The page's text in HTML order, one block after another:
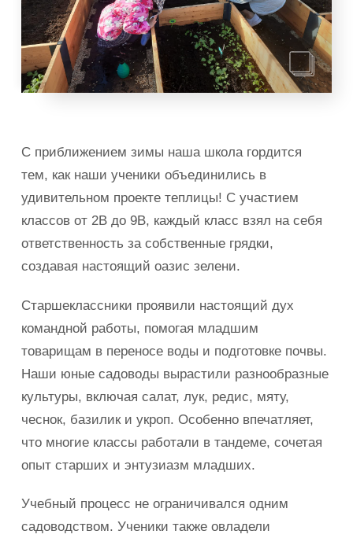
С приближением зимы наша школа гордится
тем, как наши ученики объединились в
удивительном проекте теплицы! С участием
классов от 2В до 9В, каждый класс взял на себя
ответственность за собственные грядки,
создавая настоящий оазис зелени.
Старшеклассники проявили настоящий дух
командной работы, помогая младшим
товарищам в переносе воды и подготовке почвы.
Наши юные садоводы вырастили разнообразные
культуры, включая салат, лук, редис, мяту,
чеснок, базилик и укроп. Особенно впечатляет,
что многие классы работали в тандеме, сочетая
опыт старших и энтузиазм младших.
Учебный процесс не ограничивался одним
садоводством. Ученики также овладели